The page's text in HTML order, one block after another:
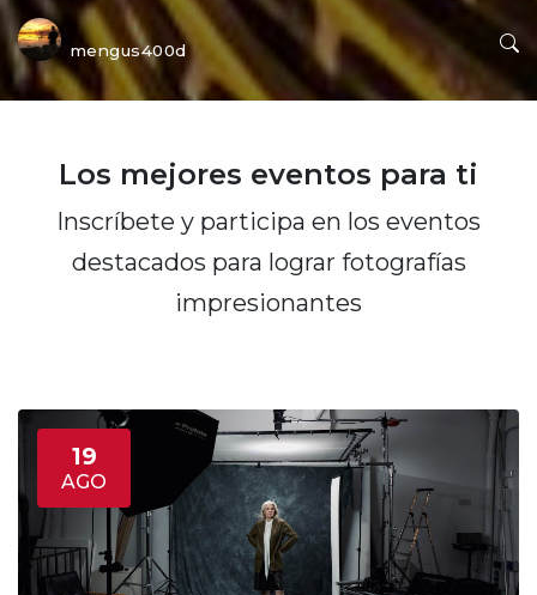
mengus400d
Los mejores eventos para ti
Inscríbete y participa en los eventos
destacados para lograr fotografías
impresionantes
19
AGO